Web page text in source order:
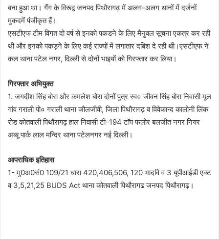
बना हुआ था। गैंग के विरूद्व जनपद पिथौरागढ़ में अलग-अलग थानों में दर्जनों
मुकदमें पंजीकृत हैं।
एसटीएफ टीम विगत दो वर्ष से इनको पकडने के लिए मैनुवल सूचना एकत्र कर रही
थी और इनको पकड़ने के लिए कई राज्यों में लगातार दबिश दे रही थी।एसटीएफ ने
कल थाना पटेल नगर, दिल्ली से दोनों भाइयों को गिरफ्तार कर लिया।
गिरफ्तार अभियुक्त
1. जगदीश सिंह बोरा और कमलेश बोरा दोनों पुत्र स्व० जीवन सिंह बोरा निवासी मूल
गांव गराली पो० गराली थाना जौलजीवी, जिला पिथौरागढ़ व विवेकान्द कालोनी लिंक
रोड कोतवाली पिथौरागढ़ हाल निवासी टी-194 टॉप फलोर बलजीत नगर नियर
अब्बू पार्क लाल मन्दिर थाना पटेलनगर नई दिल्ली।
आपराधिक इतिहास
1- मु0अ0सं0 109/21 धारा 420,406,506, 120 भादवि व 3 यूपीआईडी एक्ट
व 3,5,21,25 BUDS Act थाना कोतवाली पिथौरागढ जनपद पिथौरागढ़।